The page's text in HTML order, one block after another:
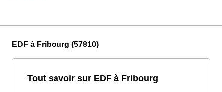
EDF à Fribourg (57810)
Tout savoir sur EDF à Fribourg